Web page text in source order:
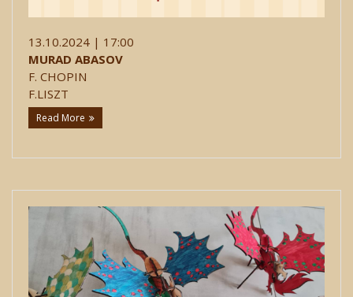
13.10.2024 | 17:00
MURAD ABASOV
F. CHOPIN
F.LISZT
Read More